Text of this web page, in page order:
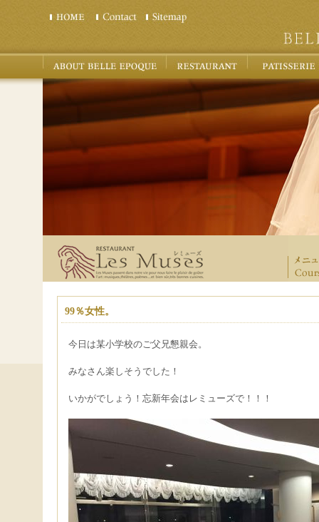
99％女性。
今日は某小学校のご父兄懇親会。
みなさん楽しそうでした！
いかがでしょう！忘新年会はレミューズで！！！